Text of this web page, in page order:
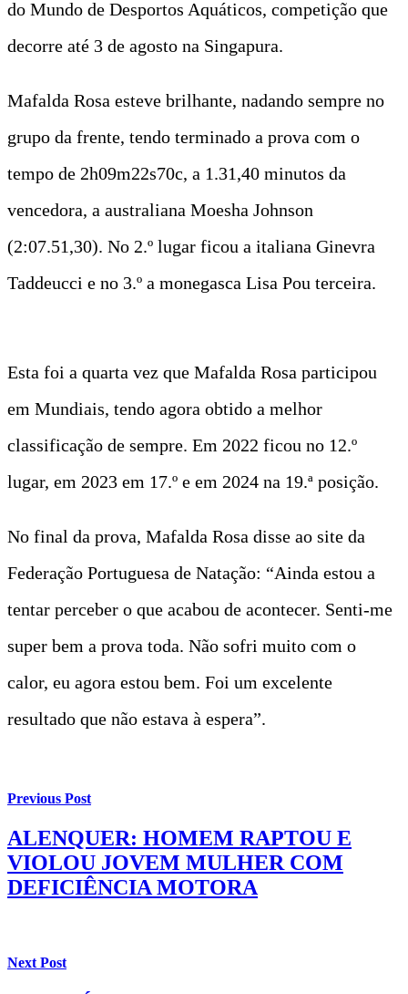
do Mundo de Desportos Aquáticos, competição que
decorre até 3 de agosto na Singapura.
Mafalda Rosa esteve brilhante, nadando sempre no
grupo da frente, tendo terminado a prova com o
tempo de 2h09m22s70c, a 1.31,40 minutos da
vencedora, a australiana Moesha Johnson
(2:07.51,30). No 2.º lugar ficou a italiana Ginevra
Taddeucci e no 3.º a monegasca Lisa Pou terceira.
Esta foi a quarta vez que Mafalda Rosa participou
em Mundiais, tendo agora obtido a melhor
classificação de sempre. Em 2022 ficou no 12.º
lugar, em 2023 em 17.º e em 2024 na 19.ª posição.
No final da prova, Mafalda Rosa disse ao site da
Federação Portuguesa de Natação: “Ainda estou a
tentar perceber o que acabou de acontecer. Senti-me
super bem a prova toda. Não sofri muito com o
calor, eu agora estou bem. Foi um excelente
resultado que não estava à espera”.
Previous Post
ALENQUER: HOMEM RAPTOU E
VIOLOU JOVEM MULHER COM
DEFICIÊNCIA MOTORA
Next Post